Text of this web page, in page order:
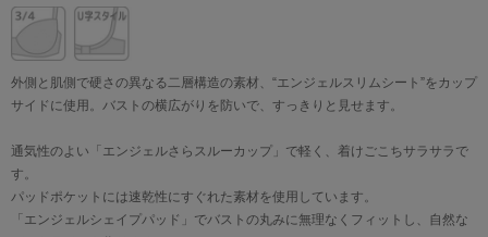
外側と肌側で硬さの異なる二層構造の素材、“エンジェルスリムシート”をカップ
サイドに使用。バストの横広がりを防いで、すっきりと見せます。
通気性のよい「エンジェルさらスルーカップ」で軽く、着けごこちサラサラで
す。
パッドポケットには速乾性にすぐれた素材を使用しています。
「エンジェルシェイプパッド」でバストの丸みに無理なくフィットし、自然な